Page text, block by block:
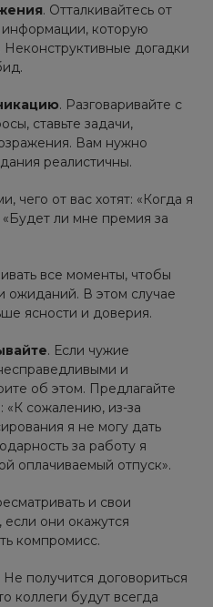
. Отталкивайтесь от
которую
Неконструктивные догадки
. Разговаривайте с
ставьте задачи,
Вам нужно
реалистичны.
чего от вас хотят: «Когда я
ли мне премия за
все моменты, чтобы
ожиданий. В этом случае
ясности и доверия.
. Если чужие
и
об этом. Предлагайте
«К сожалению, из-за
я не могу дать
за работу я
оплачиваемый отпуск».
и свои
они окажутся
компромисс.
Не получится договориться
коллеги будут всегда